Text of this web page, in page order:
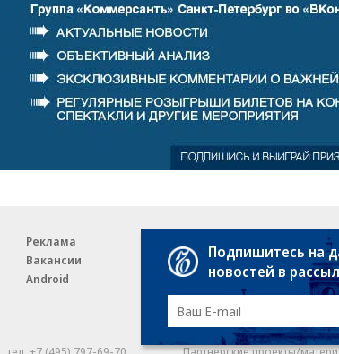
Реклама
Вакансии
Android
Правовая информация
E-mail рассылки
Подпишитесь на
новостей в